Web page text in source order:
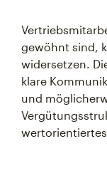
gewöhnt sind,
widersetzen.
klare
und